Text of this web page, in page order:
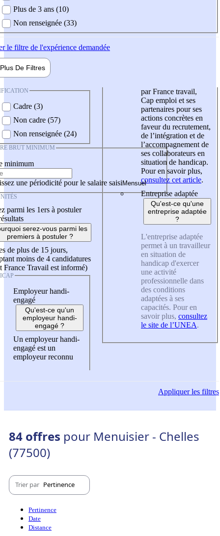
Plus de 3 ans (10)
Non renseignée (33)
le filtre de l'expérience demandée
Plus De Filtres
Cadre (3)
Non cadre (57)
Non renseignée (24)
BRUT MINIMUM
minimum
une périodicité pour le salaire saisi
parmi les 1ers à postuler
serez-vous parmi les
premiers à postuler ?
de plus de 15 jours,
moins de 4 candidatures
France Travail est informé)
Employeur handi-
engagé
Qu'est-ce qu'un
employeur handi-
engagé ?
Un employeur handi-
engagé est un
employeur reconnu
par France travail,
Cap emploi et ses
partenaires pour ses
actions concrètes en
faveur du recrutement,
de l’intégration et de
l’accompagnement de
ses collaborateurs en
situation de handicap.
Pour en savoir plus,
consultez cet article.
Entreprise adaptée
Qu'est-ce qu'une
entreprise adaptée
?
L'entreprise adaptée
permet à un travailleur
en situation de
handicap d'exercer
une activité
professionnelle dans
des conditions
adaptées à ses
capacités. Pour en
savoir plus, consultez
le site de l’UNEA.
Appliquerles filtres
84 offres pour Menuisier - Chelles
(77500)
Trier par Pertinence
Pertinence
Date
Distance